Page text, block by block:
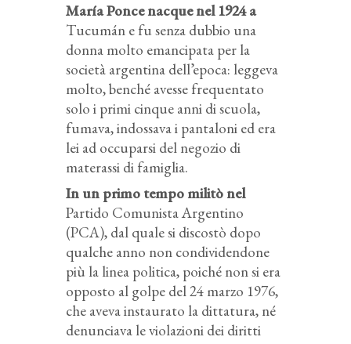
María Ponce nacque nel 1924 a
Tucumán e fu senza dubbio una
donna molto emancipata per la
società argentina dell’epoca: leggeva
molto, benché avesse frequentato
solo i primi cinque anni di scuola,
fumava, indossava i pantaloni ed era
lei ad occuparsi del negozio di
materassi di famiglia.
In un primo tempo militò nel
Partido Comunista Argentino
(PCA), dal quale si discostò dopo
qualche anno non condividendone
più la linea politica, poiché non si era
opposto al golpe del 24 marzo 1976,
che aveva instaurato la dittatura, né
denunciava le violazioni dei diritti